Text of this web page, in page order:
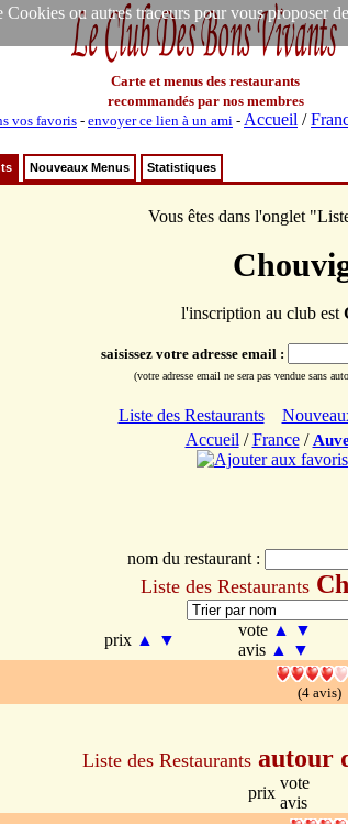
ou autres traceurs pour vous proposer
Carte et menus des restaurants
recommandés par nos membres
vos favoris - envoyer ce lien à un ami - Accueil /
Nouveaux Menus Statistiques
Vous êtes dans l'onglet
l'inscription au club est
saisissez votre adresse email :
(votre adresse email ne sera pas vendue sans
Liste des Restaurants
Accueil /France/
nom du restaurant :
Liste des Restaurants
prix ▲ ▼
vote ▲
▼
avis ▲ ▼
(4 avis)
Liste des Restaurants autour
prix
vote
avis